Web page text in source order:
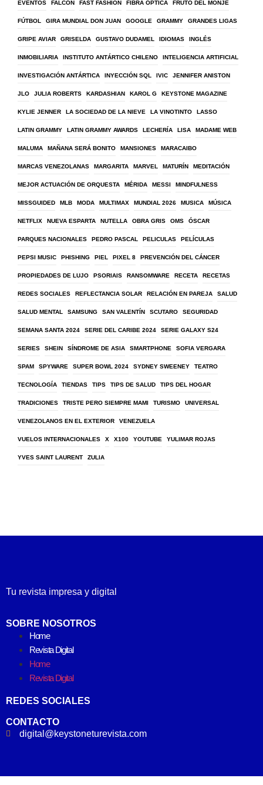
EVENTOS FALCÓN FAST FASHION FIBRA ÓPTICA FRUTO DEL MONJE
FÚTBOL GIRA MUNDIAL DON JUAN GOOGLE GRAMMY GRANDES LIGAS
GRIPE AVIAR GRISELDA GUSTAVO DUDAMEL IDIOMAS INGLÉS
INMOBILIARIA INSTITUTO ANTÁRTICO CHILENO INTELIGENCIA ARTIFICIAL
INVESTIGACIÓN ANTÁRTICA INYECCIÓN SQL IVIC JENNIFER ANISTON
JLO JULIA ROBERTS KARDASHIAN KAROL G KEYSTONE MAGAZINE
KYLIE JENNER LA SOCIEDAD DE LA NIEVE LA VINOTINTO LASSO
LATIN GRAMMY LATIN GRAMMY AWARDS LECHERÍA LISA MADAME WEB
MALUMA MAÑANA SERÁ BONITO MANSIONES MARACAIBO
MARCAS VENEZOLANAS MARGARITA MARVEL MATURÍN MEDITACIÓN
MEJOR ACTUACIÓN DE ORQUESTA MÉRIDA MESSI MINDFULNESS
MISSGUIDED MLB MODA MULTIMAX MUNDIAL 2026 MUSICA MÚSICA
NETFLIX NUEVA ESPARTA NUTELLA OBRA GRIS OMS ÓSCAR
PARQUES NACIONALES PEDRO PASCAL PELICULAS PELÍCULAS
PEPSI MUSIC PHISHING PIEL PIXEL 8 PREVENCIÓN DEL CÁNCER
PROPIEDADES DE LUJO PSORIAIS RANSOMWARE RECETA RECETAS
REDES SOCIALES REFLECTANCIA SOLAR RELACIÓN EN PAREJA SALUD
SALUD MENTAL SAMSUNG SAN VALENTÍN SCUTARO SEGURIDAD
SEMANA SANTA 2024 SERIE DEL CARIBE 2024 SERIE GALAXY S24
SERIES SHEIN SÍNDROME DE ASIA SMARTPHONE SOFIA VERGARA
SPAM SPYWARE SUPER BOWL 2024 SYDNEY SWEENEY TEATRO
TECNOLOGÍA TIENDAS TIPS TIPS DE SALUD TIPS DEL HOGAR
TRADICIONES TRISTE PERO SIEMPRE MAMI TURISMO UNIVERSAL
VENEZOLANOS EN EL EXTERIOR VENEZUELA
VUELOS INTERNACIONALES X X100 YOUTUBE YULIMAR ROJAS
YVES SAINT LAURENT ZULIA
Tu revista impresa y digital
SOBRE NOSOTROS
Home
Revista Digital
Home
Revista Digital
REDES SOCIALES
CONTACTO
digital@keystoneturevista.com